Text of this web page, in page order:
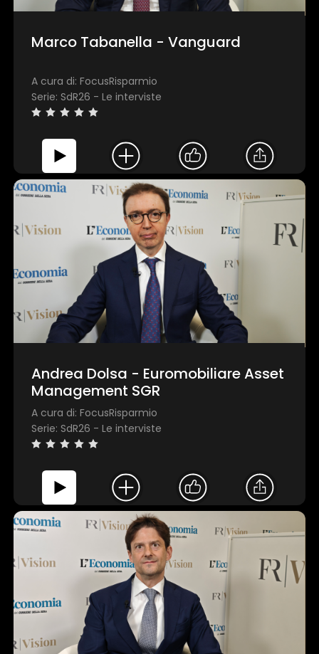
Marco Tabanella - Vanguard
A cura di: FocusRisparmio
Serie: SdR26 - Le interviste
Andrea Dolsa - Euromobiliare Asset
Management SGR
A cura di: FocusRisparmio
Serie: SdR26 - Le interviste